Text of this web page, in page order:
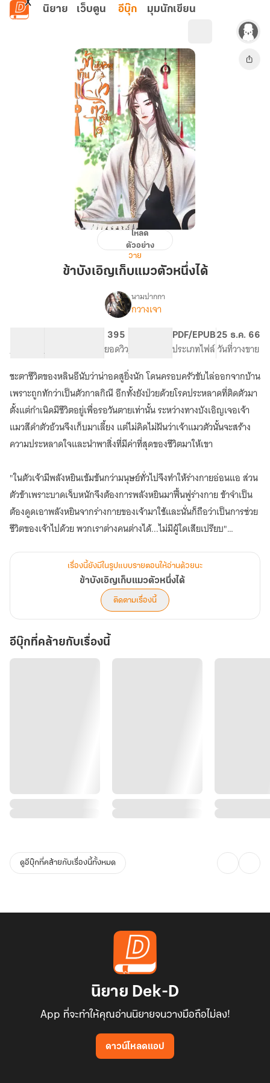
ข้ามไปยังเนื้อหาหลัก
นิยาย เว็บตูน อีบุ๊ก มุมนักเขียน
บังเอิญ
เก็บ
โหลด
ตัวอย่าง
วาย
ข้าบังเอิญเก็บแมวตัวหนึ่งได้
เรื่อง
ตัว
หนึ่ง
ได้
นามปากกา
กวางเจา
จำนวนคำ จำนวนหน้า (A5)
395
ยอดวิวระดับเนื้อหา
PDF/EPUB
ประเภทไฟล์
25 ธ.ค. 66
วันที่วางขาย
ชะตาชีวิตของหลินอีนับว่าน่าอดสูยิ่งนัก โดนครอบครัวขับไล่ออกจากบ้าน
เพราะถูกทักว่าเป็นตัวกาลกิณี อีกทั้งยังป่วยด้วยโรคประหลาดที่ติดตัวมา
ตั้งแต่กำเนิดมีชีวิตอยู่เพื่อรอวันตายเท่านั้น ระหว่างทางบังเอิญเจอเจ้า
แมวสีดำตัวอ้วนจึงเก็บมาเลี้ยง แต่ไม่คิดไม่ฝันว่าเจ้าแมวตัวนั้นจะสร้าง
ความประหลาดใจและนำพาสิ่งที่มีค่าที่สุดของชีวิตมาให้เขา
"ในตัวเจ้ามีพลังหยินเข้มข้นกว่ามนุษย์ทั่วไปจึงทำให้ร่างกายอ่อนแอ ส่วน
ตัวข้าเพราะบาดเจ็บหนักจึงต้องการพลังหยินมาฟื้นฟูร่างกาย ข้าจำเป็น
ต้องดูดเอาพลังหยินจากร่างกายของเจ้ามาใช้และนั่นก็ถือว่าเป็นการช่วย
ชีวิตของเจ้าไปด้วย พวกเราต่างคนต่างได้...ไม่มีผู้ใดเสียเปรียบ"
"เจ้าพูดความจริงหรือ"
"เช่นนั้นเจ้าก็ช่วยรักษาโรคประหลาดให้ข้าได้น่ะสิ" ใบหน้าหลินอีเปื้อนยิ้ม
เรียกสายตาจากอีกฝ่ายได้เป็นอย่างดี
"หา?" ร่างผอมเอนตัวออกห่างอย่างรวดเร็ว "จะ...จูบหรือ"
"อืม" เขาพยักหน้า
"ยังมีอีกวิธี"
"อะไร?" คราวนี้ใบหน้างามขยับเข้ามาใกล้อย่างลืมตัว
"เหอะๆ" ในตอนนี้หลินอีไม่รู้เลยว่าระหว่างสีหน้าของตัวเองหรือว่าเสียง
หัวเราะสิ่งใดที่มันแห้งกว่ากัน
เรื่องนี้ยังมีในรูปแบบรายตอนให้อ่านด้วยนะ
ข้าบังเอิญเก็บแมวตัวหนึ่งได้
ติดตามเรื่องนี้
อีบุ๊กที่คล้ายกับเรื่องนี้
ดูอีบุ๊กที่คล้ายกับเรื่องนี้ทั้งหมด
นิยาย Dek-D
App ที่จะทำให้คุณอ่านนิยายจนวางมือถือไม่ลง!
ดาวน์โหลดแอป